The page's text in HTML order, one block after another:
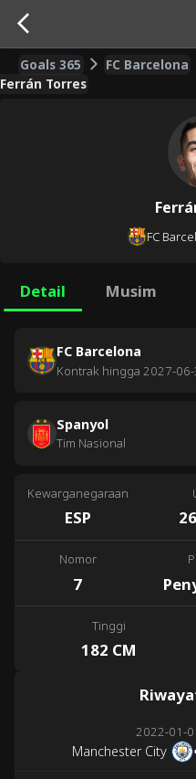
Goals 365 FC Barcelona
Ferrán Torres
FC
Detail Musim
FC Barcelona
Kontrak hingga 2027-
Spanyol
Tim Nasional
Kewarganegaraan
ESP
Nomor
7
Tinggi
182 CM
2022-01-
Manchester City